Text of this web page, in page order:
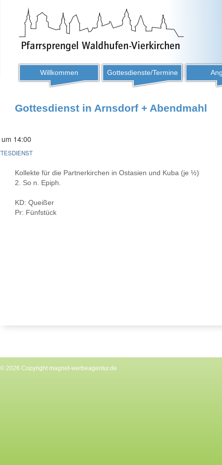
Willkommen Gottesdienste/Termine
Gottesdienst in Arnsdorf + Abendmahl
14:00
Kollekte für die Partnerkirchen in Ostasien und Kuba (je ½)
2. So n. Epiph.
KD: Queißer
Pr: Fünfstück
© 2026 Copyright magnet-werbeagentur.de